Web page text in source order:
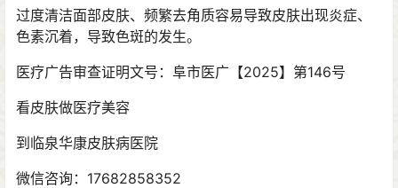
过度清洁面部皮肤、频繁去角质容易导致皮肤出现炎症、
色素沉着，导致色斑的发生。
医疗广告审查证明文号：阜市医广【2025】第146号
看皮肤做医疗美容
到临泉华康皮肤病医院
微信咨询：17682858352